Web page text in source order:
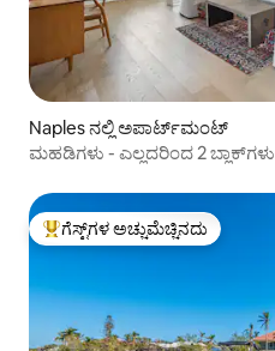
Naples ನಲ್ಲಿ ಅಪಾರ್ಟ್‌ಮಂಟ್
ಮಹಡಿಗಳು - ಎಲ್ಲದರಿಂದ 2 ಬ್ಲಾಕ್‌ಗಳು
ಗೆಸ್ಟ್‌ಗಳಿಗೆ ಅತಿ ಹೆಚ್ಚು ಅಚ್ಚುಮೆಚ್ಚಿನದು
ಗೆಸ್ಟ್‌ಗಳ ಅಚ್ಚುಮೆಚ್ಚಿನದು